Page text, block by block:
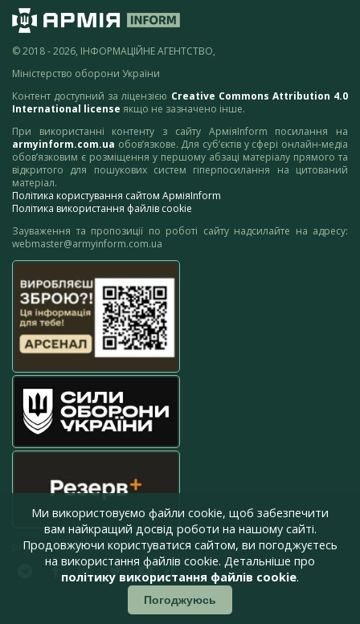
© 2018 - 2026, ІНФОРМАЦІЙНЕ АГЕНТСТВО,
Міністерство оборони України
Контент доступний за ліцензією Creative Commons Attribution 4.0
International license якщо не зазначено інше.
При використанні контенту з сайту АрміяInform посилання на
armyinform.com.ua обов’язкове. Для суб’єктів у сфері онлайн-медіа
обов’язковим є розміщення у першому абзаці матеріалу прямого та
відкритого для пошукових систем гіперпосилання на цитований
матеріал.
Політика користування сайтом АрміяInform
Політика використання файлів cookie
Зауваження та пропозиції по роботі сайту надсилайте на адресу:
webmaster@armyinform.com.ua
press@armyinform.com.ua
Ми використовуємо файли cookie, щоб забезпечити
вам найкращий досвід роботи на нашому сайті.
Продовжуючи користуватися сайтом, ви погоджуєтесь
на використання файлів cookie. Детальніше про
політику використання файлів cookie.
Погоджуюсь